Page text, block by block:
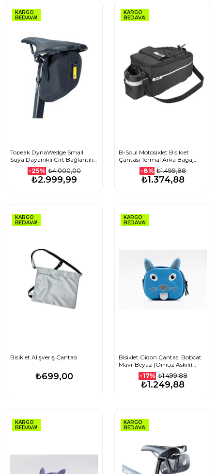
KARGO
BEDAVA!
Topeak DynaWedge Small
Suya Dayanıklı Cırt Bağlantılı
Sele Altı Çanta
-25% ₺4.000,00
₺2.999,99
KARGO
BEDAVA!
B-Soul Motosiklet Bisiklet
Çantası Termal Arka Bagaj
Çanta Su Geçirmez
Fonksiyonlu
-8% ₺1.499,88
₺1.374,88
KARGO
BEDAVA!
Bisiklet Alışveriş Çantası
₺699,00
KARGO
BEDAVA!
Bisiklet Gidon Çantası Bobcat
Mavi-Beyaz (Omuz Askılı)
Çocuk Bisikleti Direksiyon
Çantası-17% ₺1.499,88
₺1.249,88
KARGO
BEDAVA!
KARGO
BEDAVA!